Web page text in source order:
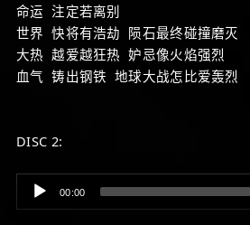
命运 注定若离别
世界 快将有浩劫 陨石最终碰撞磨灭
大热 越爱越狂热 妒忌像火焰强烈
血气 铸出钢铁 地球大战怎比爱轰烈
DISC 2:
Audio
Player
00:00